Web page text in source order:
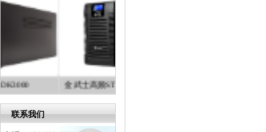
金武士高频ST单进单出系列
3
4
联系我们